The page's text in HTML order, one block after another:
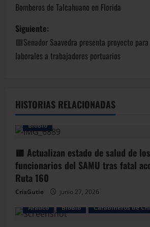
Bomberos de Talcahuano en Florida
Siguiente:
🟥Senador Saavedra presenta proyecto
laborales a trabajadores portuarios
HISTORIAS RELACIONADAS
BioBio
🟥 Actualizan estado de salud de
funcionarios del SAMU tras fatal
Ruta 160
CrisGutie
junio 27, 2026
Arauco
BioBio Carabineros de